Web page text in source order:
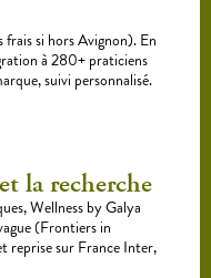
frais si hors Avignon). En
à 280+ praticiens
suivi personnalisé.
la recherche
Wellness by Galya
(Frontiers in
reprise sur France Inter,